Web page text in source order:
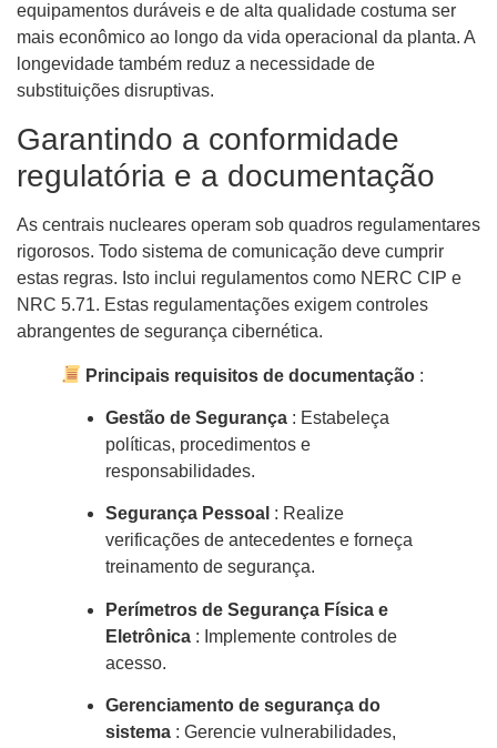
equipamentos duráveis ​​e de alta qualidade costuma ser
mais econômico ao longo da vida operacional da planta. A
longevidade também reduz a necessidade de
substituições disruptivas.
Garantindo a conformidade
regulatória e a documentação
As centrais nucleares operam sob quadros regulamentares
rigorosos. Todo sistema de comunicação deve cumprir
estas regras. Isto inclui regulamentos como NERC CIP e
NRC 5.71. Estas regulamentações exigem controles
abrangentes de segurança cibernética.
Principais requisitos de documentação :
Gestão de Segurança : Estabeleça
políticas, procedimentos e
responsabilidades.
Segurança Pessoal : Realize
verificações de antecedentes e forneça
treinamento de segurança.
Perímetros de Segurança Física e
Eletrônica : Implemente controles de
acesso.
Gerenciamento de segurança do
sistema : Gerencie vulnerabilidades,